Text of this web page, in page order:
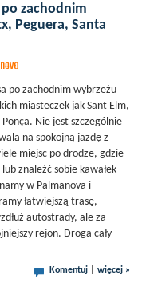
zachodnim
Peguera, Santa
po zachodnim wybrzeżu
miasteczek jak Sant Elm,
Nie jest szczególnie
na spokojną jazdę z
miejsc po drodze, gdzie
znaleźć sobie kawałek
w Palmanova i
łatwiejszą trasę,
autostrady, ale za
rejon. Droga cały
Komentuj więcej »